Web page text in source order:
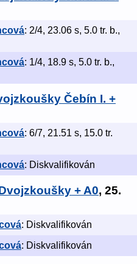
: 2/4, 23.06 s, 5.0 tr. b.,
: 1/4, 18.9 s, 5.0 tr. b.,
Čebín I. +
: 6/7, 21.51 s, 15.0 tr.
: Diskvalifikován
+ A0, 25.
: Diskvalifikován
: Diskvalifikován